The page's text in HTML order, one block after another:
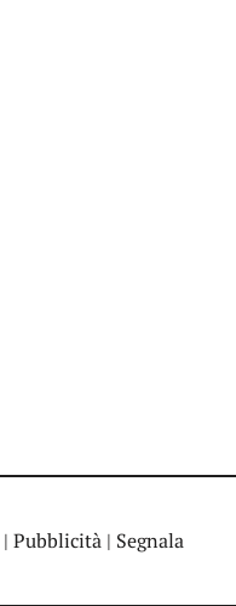
| Pubblicità | Segnala